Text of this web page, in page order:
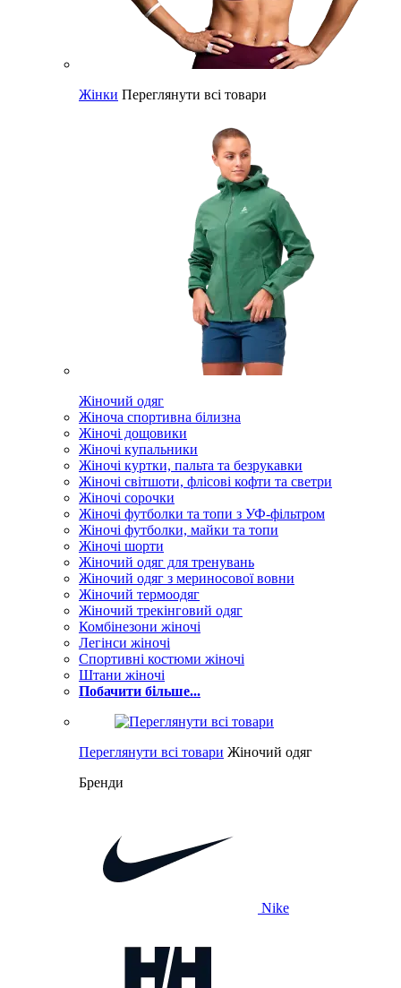
Жінки Переглянути всі товари
Жіночий одяг
Жіноча спортивна білизна
Жіночі дощовики
Жіночі купальники
Жіночі куртки, пальта та безрукавки
Жіночі світшоти, флісові кофти та светри
Жіночі сорочки
Жіночі футболки та топи з УФ-фільтром
Жіночі футболки, майки та топи
Жіночі шорти
Жіночий одяг для тренувань
Жіночий одяг з мериносової вовни
Жіночий термоодяг
Жіночий трекінговий одяг
Комбінезони жіночі
Легінси жіночі
Спортивні костюми жіночі
Штани жіночі
Побачити більше...
Переглянути всі товари Жіночий одяг
Бренди
Nike